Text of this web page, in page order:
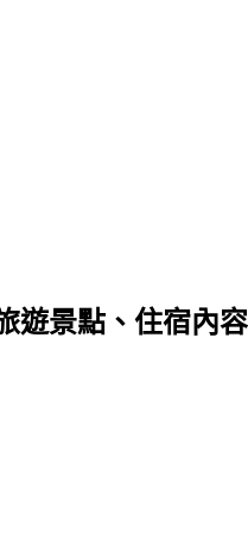
景點、住宿內